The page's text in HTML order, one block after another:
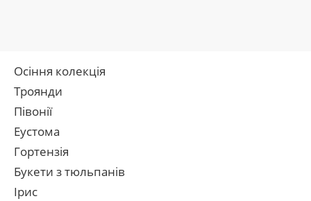
Осіння колекція
Троянди
Півонії
Еустома
Гортензія
Букети з тюльпанів
Ірис